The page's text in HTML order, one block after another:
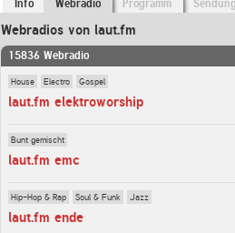
Info Webradio Programm
Webradios von laut.fm
15836 Webradio
House Electro Gospel
laut.fm elektroworship
Bunt gemischt
laut.fm emc
Hip-Hop & Rap Soul & Funk Jazz
laut.fm ende